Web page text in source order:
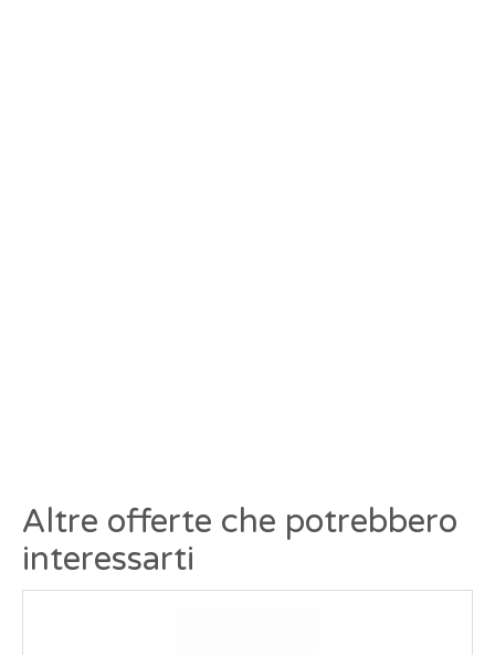
Altre offerte che potrebbero
interessarti